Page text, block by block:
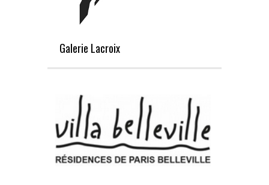
Galerie Lacroix